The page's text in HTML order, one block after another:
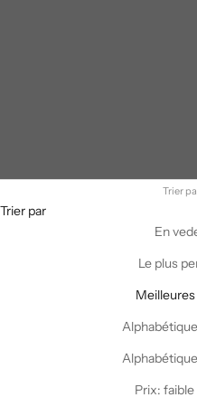
Trier
Trier par
En
Le plus
Prix: faible